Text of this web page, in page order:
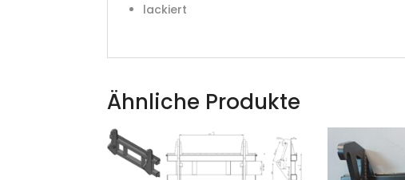
lackiert
Ähnliche Produkte